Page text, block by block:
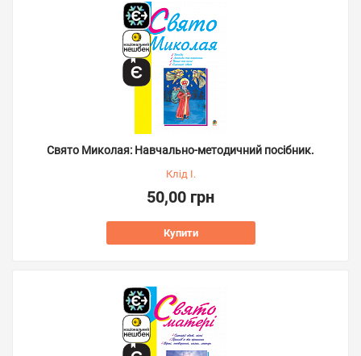
Свято Миколая: Навчально-методичний посібник.
Клід І.
50,00 грн
Купити